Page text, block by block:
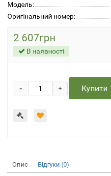
Модель:
Оригінальний номер:
2 607грн
В наявності
+
- Купити
Опис Відгуки (0)